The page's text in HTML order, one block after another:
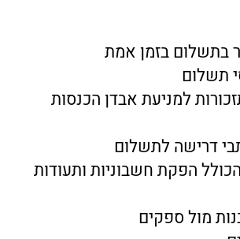
• ניהול יומן תנועות
• יחידת SOX שפותחה ע"י אביב
הכספים מאפשרת:
• הפקת דוחות וניהול קופה
• מאזנים פיננסיים כמו מאזני בוחן
• דוחות הכנסה וגביה
• סיכומי מחזור שנתי, רבעוני או חודשי
• מנגנוני בקרה
• כלי חקירה וניתוח
• מנגנון לניהול אירועים חריגים